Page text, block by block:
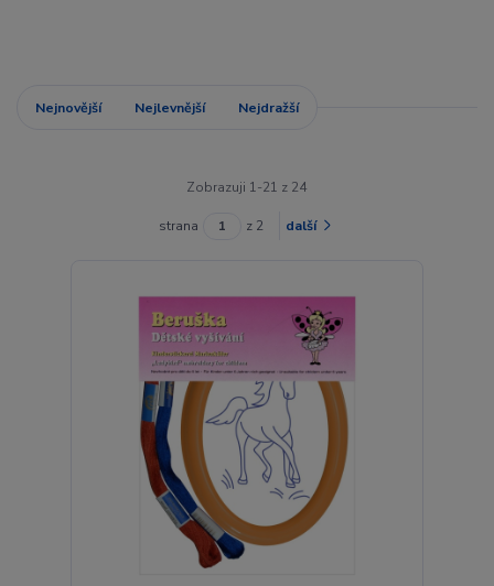
Nejnovější Nejlevnější Nejdražší
Zobrazuji 1-21 z 24
strana z 2 další